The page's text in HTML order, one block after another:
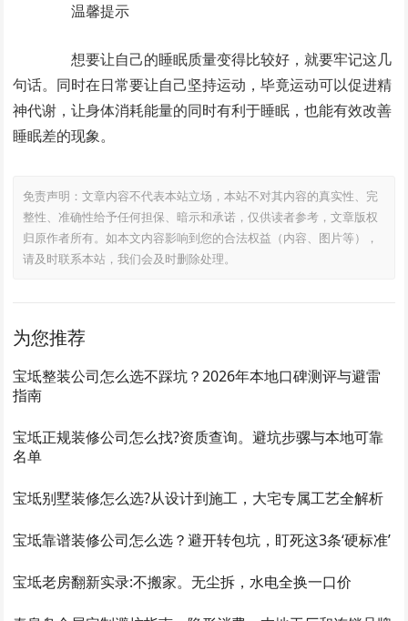
温馨提示
想要让自己的睡眠质量变得比较好，就要牢记这几
句话。同时在日常要让自己坚持运动，毕竟运动可以促进精
神代谢，让身体消耗能量的同时有利于睡眠，也能有效改善
睡眠差的现象。
免责声明：文章内容不代表本站立场，本站不对其内容的真实性、完
整性、准确性给予任何担保、暗示和承诺，仅供读者参考，文章版权
归原作者所有。如本文内容影响到您的合法权益（内容、图片等），
请及时联系本站，我们会及时删除处理。
为您推荐
宝坻整装公司怎么选不踩坑？2026年本地口碑测评与避雷
指南
宝坻正规装修公司怎么找?资质查询。避坑步骡与本地可靠
名单
宝坻别墅装修怎么选?从设计到施工，大宅专属工艺全解析
宝坻靠谱装修公司怎么选？避开转包坑，盯死这3条‘硬标准’
宝坻老房翻新实录:不搬家。无尘拆，水电全换一口价